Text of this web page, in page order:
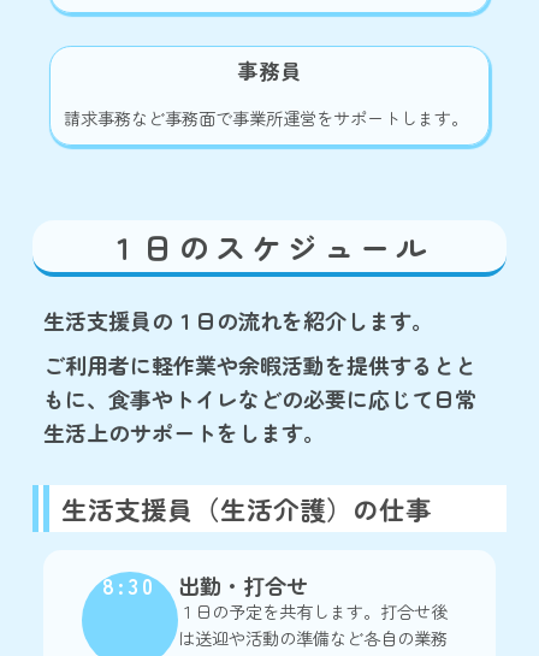
事務員
請求事務など事務面で事業所運営をサポートします。
１日のスケジュール
生活支援員の１日の流れを紹介します。
ご利用者に軽作業や余暇活動を提供するとと
もに、食事やトイレなどの必要に応じて日常
生活上のサポートをします。
生活支援員（生活介護）の仕事
8:30 出勤・打合せ
１日の予定を共有します。打合せ後
は送迎や活動の準備など各自の業務